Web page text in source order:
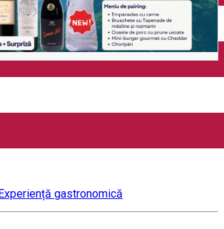
de 7 vinuri
gastronomică